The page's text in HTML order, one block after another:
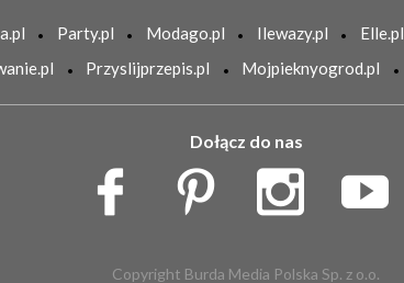
Party.pl Modago.pl Ilewazy.pl Elle.pl
Przyslijprzepis.pl Mojpieknyogrod.pl
Dołącz do nas
Copyright Burda Media Polska Sp. z o.o.